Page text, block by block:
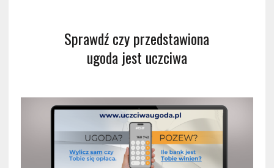
Sprawdź czy przedstawiona
ugoda jest uczciwa